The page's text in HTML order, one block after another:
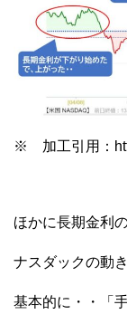
※ 加工引用：
ほかに長期金利
ナスダックの動
基本的に・・「